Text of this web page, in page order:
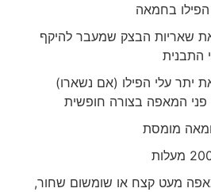
בחמאה
שאריות הבצק שמעבר להיקף
עלי הפילו (אם נשארו)
המאפה בצורה חופשית
מומסת
מעט קצח או שומשום שחור,